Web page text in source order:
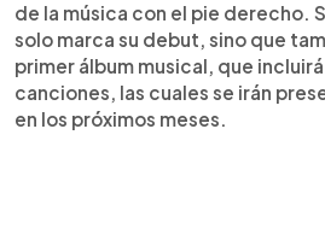
de la música con el pie derecho.
solo marca su debut, sino que
primer álbum musical, que incluirá
canciones, las cuales se irán
en los próximos meses.